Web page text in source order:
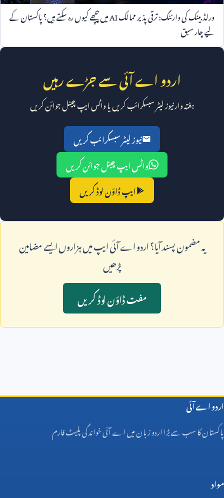
ورلڈ بینک کی وارننگ: ترقی پذیر ممالکAIمیں پیچھے کیوں رہ سکتے ہیں؟ پاکستان کے
لیے چار سبق
اردو اے آئی سے جڑے رہیں
ہفتہ وار نیوز لیٹر سبسکرائب کریں یا واٹس ایپ چینل جوائن کریں
نیوز لیٹر سبسکرائب کریں
واٹس ایپ چینل جوائن کریں
ایپ ڈاؤن لوڈ کریں
يہ مضمون پسند آيا؟ اردو اے آئی ايپ ميں ہزاروں ايسے مضامين
پڑھيں
مفت ڈاؤن لوڈ کريں
اردو اے آئی
پاکستان کا سب سے بڑا اردو زبان میں اے آئی خواندگی پلیٹ فارم
مواد